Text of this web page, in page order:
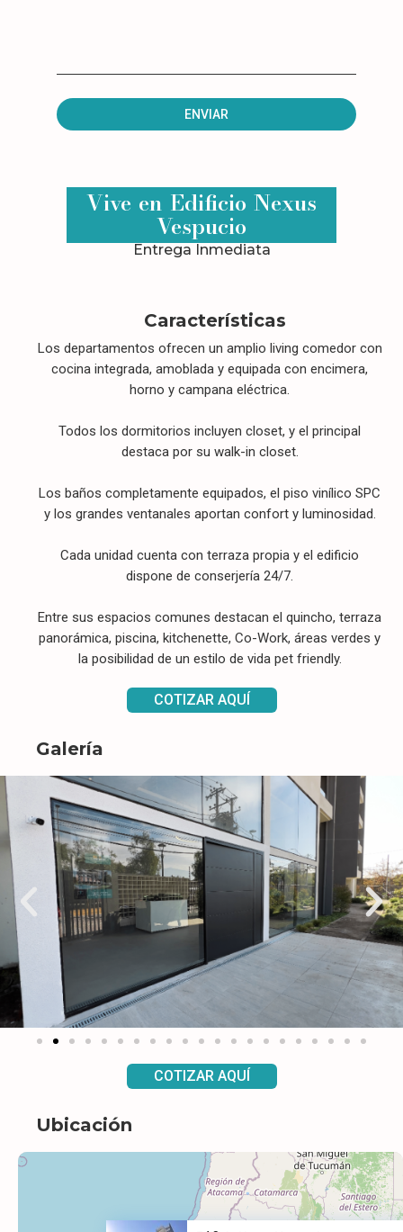
Vive en Edificio Nexus
Vespucio
Entrega Inmediata
Características
Los departamentos ofrecen un amplio living comedor con
cocina integrada, amoblada y equipada con encimera,
horno y campana eléctrica.
Todos los dormitorios incluyen closet, y el principal
destaca por su walk-in closet.
Los baños completamente equipados, el piso vinílico SPC
y los grandes ventanales aportan confort y luminosidad.
Cada unidad cuenta con terraza propia y el edificio
dispone de conserjería 24/7.
Entre sus espacios comunes destacan el quincho, terraza
panorámica, piscina, kitchenette, Co-Work, áreas verdes y
la posibilidad de un estilo de vida pet friendly.
COTIZAR AQUÍ
Galería
COTIZAR AQUÍ
Ubicación